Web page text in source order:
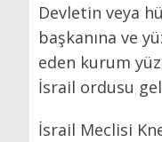
Devletin veya
başkanına ve
eden kurum
İsrail ordusu
İsrail Meclisi